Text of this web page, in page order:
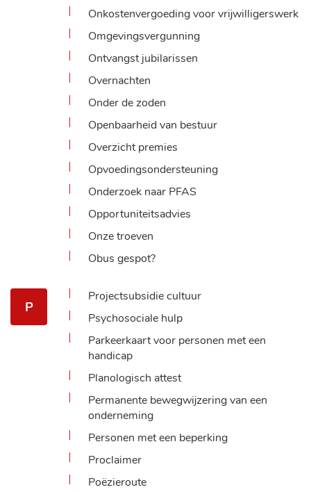
Onkostenvergoeding voor vrijwilligerswerk
Omgevingsvergunning
Ontvangst jubilarissen
Overnachten
Onder de zoden
Openbaarheid van bestuur
Overzicht premies
Opvoedingsondersteuning
Onderzoek naar PFAS
Opportuniteitsadvies
Onze troeven
Obus gespot?
P
Projectsubsidie cultuur
Psychosociale hulp
Parkeerkaart voor personen met een
handicap
Planologisch attest
Permanente bewegwijzering van een
onderneming
Personen met een beperking
Proclaimer
Poëzieroute